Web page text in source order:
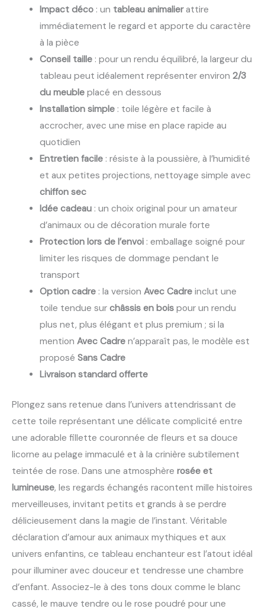
Impact déco: un tableau animalierattire
immédiatement le regard et apporte du caractère
à la pièce
Conseil taille: pour un rendu équilibré, la largeur du
tableau peut idéalement représenter environ 2/3
du meubleplacé en dessous
Installation simple: toile légère et facile à
accrocher, avec une mise en place rapide au
quotidien
Entretien facile: résiste à la poussière, à l’humidité
et aux petites projections, nettoyage simple avec
chiffon sec
Idée cadeau: un choix original pour un amateur
d’animaux ou de décoration murale forte
Protection lors de l’envoi: emballage soigné pour
limiter les risques de dommage pendant le
transport
Option cadre: la version Avec Cadreinclut une
toile tendue sur châssis en boispour un rendu
plus net, plus élégant et plus premium ; si la
mention Avec Cadren’apparaît pas, le modèle est
proposé Sans Cadre
Livraison standard offerte
Plongez sans retenue dans l’univers attendrissant de
cette toile représentant une délicate complicité entre
une adorable fillette couronnée de fleurs et sa douce
licorne au pelage immaculé et à la crinière subtilement
teintée de rose. Dans une atmosphère rosée et
lumineuse, les regards échangés racontent mille histoires
merveilleuses, invitant petits et grands à se perdre
délicieusement dans la magie de l’instant. Véritable
déclaration d’amour aux animaux mythiques et aux
univers enfantins, ce tableau enchanteur est l’atout idéal
pour illuminer avec douceur et tendresse une chambre
d’enfant. Associez-le à des tons doux comme le blanc
cassé, le mauve tendre ou le rose poudré pour une